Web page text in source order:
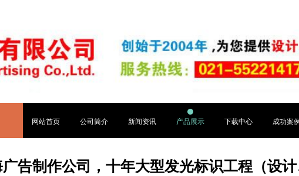
网站首页 公司简介 新闻资讯 产品展示 下载中心 成功案
告制作公司，十年大型发光标识工程（设